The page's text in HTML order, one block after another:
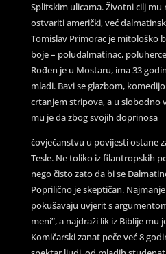
Splitskim ulicama. Životni cilj mu
ostvariti američki, već
Tomislav Primorac je mitološko
boje – poludalmatinac,
Rođen je u Mostaru, ima 33
mladi. Bavi se glazbom,
crtanjem stripova, a u slobodno
mu je da zbog svojih doprinosa
čovječanstvu u povijesti ostane
Tesle. Ne toliko iz filantropskih
nego čisto zato da bi se
Poprilično je skeptičan.
pokušavaju uvjerit s
meni”, a najdraži lik iz Biblije mu
Komičarski zanat peče već 8